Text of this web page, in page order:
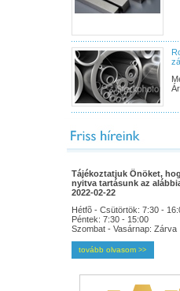
Tájékoztatjuk Önöket,
nyitva tartásunk az
2022-02-22
Hétfõ - Csütörtök: 7:30 -
Péntek: 7:30 - 15:00
Szombat - Vasárnap: Zárva
tovább olvasom >>